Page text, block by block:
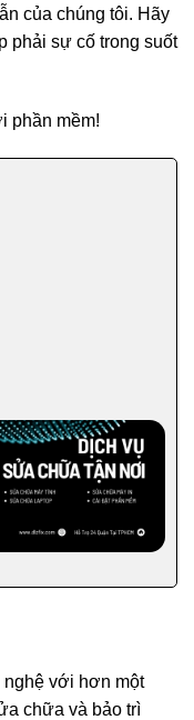
của chúng tôi. Hãy
phải sự cố trong suốt
phần mềm!
nghệ với hơn một
chữa và bảo trì